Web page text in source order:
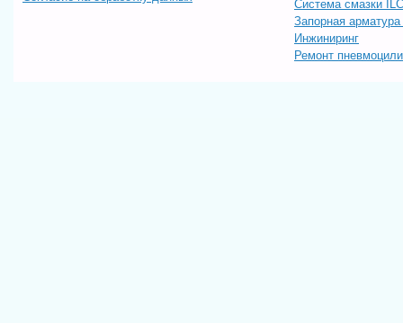
Система смазки ILC
Запорная
Инжиниринг
Ремонт